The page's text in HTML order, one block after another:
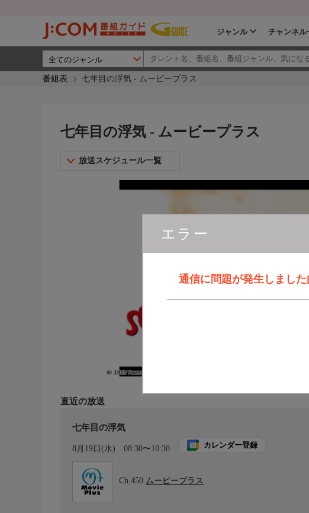
ジャンル チャンネル
番組表 七年目の浮気 - ムービープラス
エラー
通信に問題が発生しまし
七年目の浮気 - ムービープラス
放送スケジュール一覧
直近の放送
七年目の浮気
8月19日(水) 08:30〜10:30 カレンダー登録
Ch.450 ムービープラス